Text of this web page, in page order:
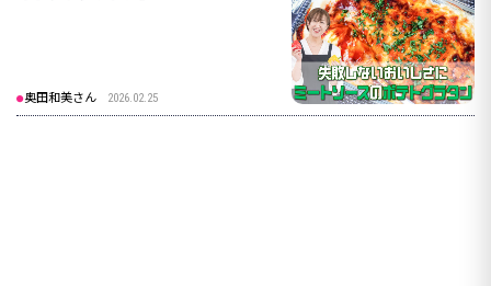
奥田和美さん 2026.02.25